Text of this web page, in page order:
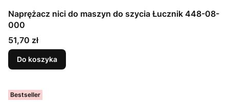
Naprężacz nici do maszyn do szycia Łucznik 448-08-
000
Cena
51,70 zł
Do koszyka
Bestseller